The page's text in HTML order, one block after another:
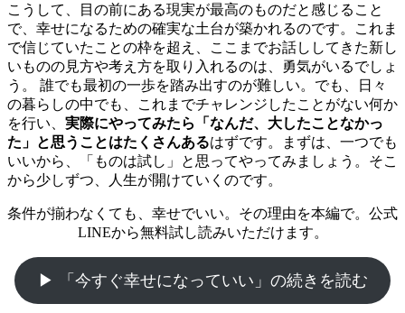
こうして、目の前にある現実が最高のものだと感じること
で、幸せになるための確実な土台が築かれるのです。これま
で信じていたことの枠を超え、ここまでお話ししてきた新し
いものの見方や考え方を取り入れるのは、勇気がいるでしょ
う。 誰でも最初の一歩を踏み出すのが難しい。でも、日々
の暮らしの中でも、これまでチャレンジしたことがない何か
を行い、 実際にやってみたら「なんだ、大したことなかっ
た」と思うことはたくさんあるはずです。まずは、一つでも
いいから、「ものは試し」と思ってやってみましょう。そこ
から少しずつ、人生が開けていくのです。
条件が揃わなくても、幸せでいい。その理由を本編で。公式
LINEから無料試し読みいただけます。
▶ 「今すぐ幸せになっていい」の続きを読む